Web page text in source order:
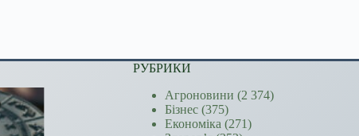
РУБРИКИ
Агроновини (2 374)
Бізнес (375)
Економіка (271)